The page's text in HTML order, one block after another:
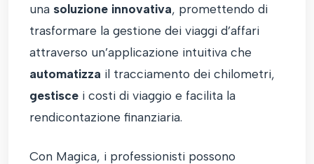
una soluzione innovativa, promettendo di
trasformare la gestione dei viaggi d’affari
attraverso un’applicazione intuitiva che
automatizza il tracciamento dei chilometri,
gestisce i costi di viaggio e facilita la
rendicontazione finanziaria.
Con Magica, i professionisti possono